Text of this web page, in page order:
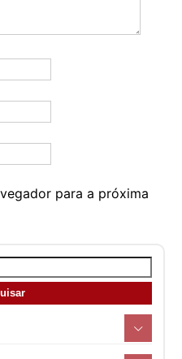
para a próxima